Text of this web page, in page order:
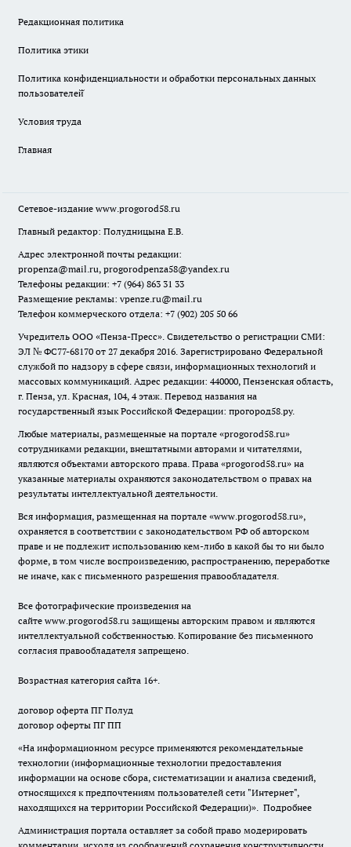
Редакционная политика
Политика этики
Политика конфиденциальности и обработки персональных данных
пользователей̆
Условия труда
Главная
Сетевое-издание www.progorod58.ru
Главный редактор: Полудницына Е.В.
Адрес электронной почты редакции:
propenza@mail.ru, progorodpenza58@yandex.ru
Телефоны редакции: +7 (964) 863 31 33
Размещение рекламы: vpenze.ru@mail.ru
Телефон коммерческого отдела: +7 (902) 205 50 66
Учредитель ООО «Пенза-Пресс». Свидетельство о регистрации СМИ:
ЭЛ № ФС77-68170 от 27 декабря 2016. Зарегистрировано Федеральной
службой по надзору в сфере связи, информационных технологий и
массовых коммуникаций. Адрес редакции: 440000, Пензенская область,
г. Пенза, ул. Красная, 104, 4 этаж. Перевод названия на
государственный язык Российской Федерации: прогород58.ру.
Любые материалы, размещенные на портале «progorod58.ru»
сотрудниками редакции, внештатными авторами и читателями,
являются объектами авторского права. Права «progorod58.ru» на
указанные материалы охраняются законодательством о правах на
результаты интеллектуальной деятельности.
Вся информация, размещенная на портале «www.progorod58.ru»,
охраняется в соответствии с законодательством РФ об авторском
праве и не подлежит использованию кем-либо в какой бы то ни было
форме, в том числе воспроизведению, распространению, переработке
не иначе, как с письменного разрешения правообладателя.
Все фотографические произведения на
сайте www.progorod58.ru защищены авторским правом и являются
интеллектуальной собственностью. Копирование без письменного
согласия правообладателя запрещено.
Возрастная категория сайта 16+.
договор оферта ПГ Полуд
договор оферты ПГ ПП
«На информационном ресурсе применяются рекомендательные
технологии (информационные технологии предоставления
информации на основе сбора, систематизации и анализа сведений,
относящихся к предпочтениям пользователей сети "Интернет",
находящихся на территории Российской Федерации)». Подробнее
Администрация портала оставляет за собой право модерировать